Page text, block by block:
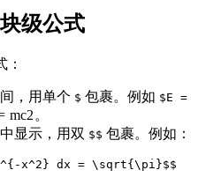
级公式
，用单个 $ 包裹。例如 $E =
mc2 。
显示，用双 $$ 包裹。例如：